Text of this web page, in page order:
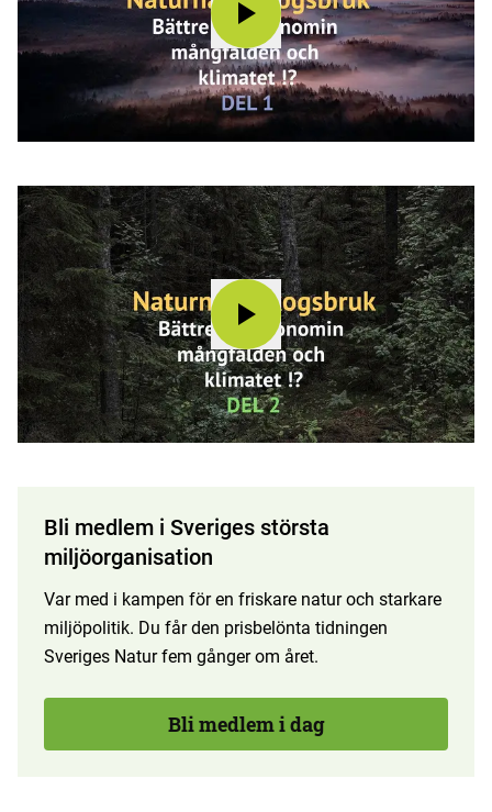
Bli medlem i Sveriges största
miljöorganisation
Var med i kampen för en friskare natur och starkare
miljöpolitik. Du får den prisbelönta tidningen
Sveriges Natur fem gånger om året.
Bli medlem i dag